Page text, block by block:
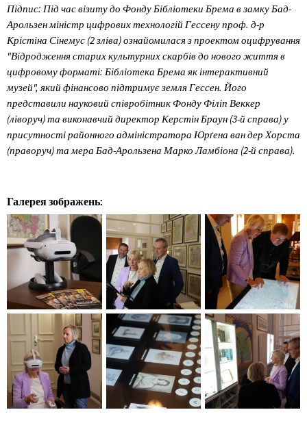
Підпис: Під час візиту до Фонду Бібліотеки Брема в замку Бад-
Арользен міністр цифрових технологій Гессену проф. д-р
Крістіна Сінемус (2 зліва) ознайомилася з проектом оцифрування
"Відродження старих культурних скарбів до нового життя в
цифровому форматі: Бібліотека Брема як інтерактивний
музей", який фінансово підтримує земля Гессен. Його
представили науковий співробітник Фонду Філіп Веккер
(ліворуч) та виконавчий директор Керстін Браун (3-й справа) у
присутності районного адміністратора Юрґена ван дер Хорста
(праворуч) та мера Бад-Арользена Марко Ламбіона (2-й справа).
Галерея зображень: